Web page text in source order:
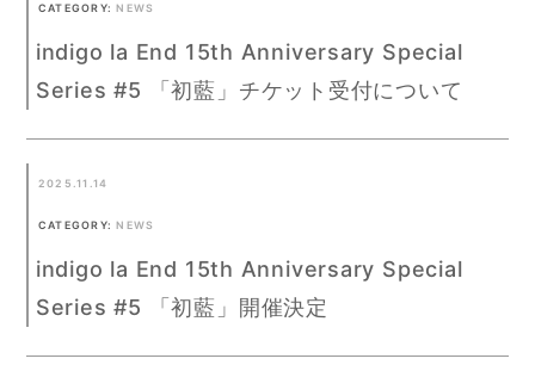
CATEGORY: NEWS
indigo la End 15th Anniversary Special
Series #5 「初藍」チケット受付について
2025.11.14
CATEGORY: NEWS
indigo la End 15th Anniversary Special
Series #5 「初藍」開催決定